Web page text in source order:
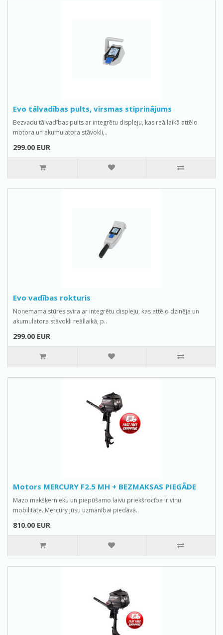
Evo tālvadības pults, virsmas stiprinājums
Bezvadu tālvadības pults ar integrētu displeju, kas reāllaikā attēlo
motora un akumulatora stāvokli,..
299.00 EUR
Evo vadības rokturis
Noņemama stūres svira ar integrētu displeju, kas attēlo dzinēja un
akumulatora stāvokli reāllaikā, p..
299.00 EUR
Motors MERCURY F2.5 MH + BEZMAKSAS PIEGĀDE
Mazo makšķernieku un piepūšamo laivu priekšrocība ir viņu
mobilitāte. Mercury jūsu uzmanībai piedāvā..
810.00 EUR